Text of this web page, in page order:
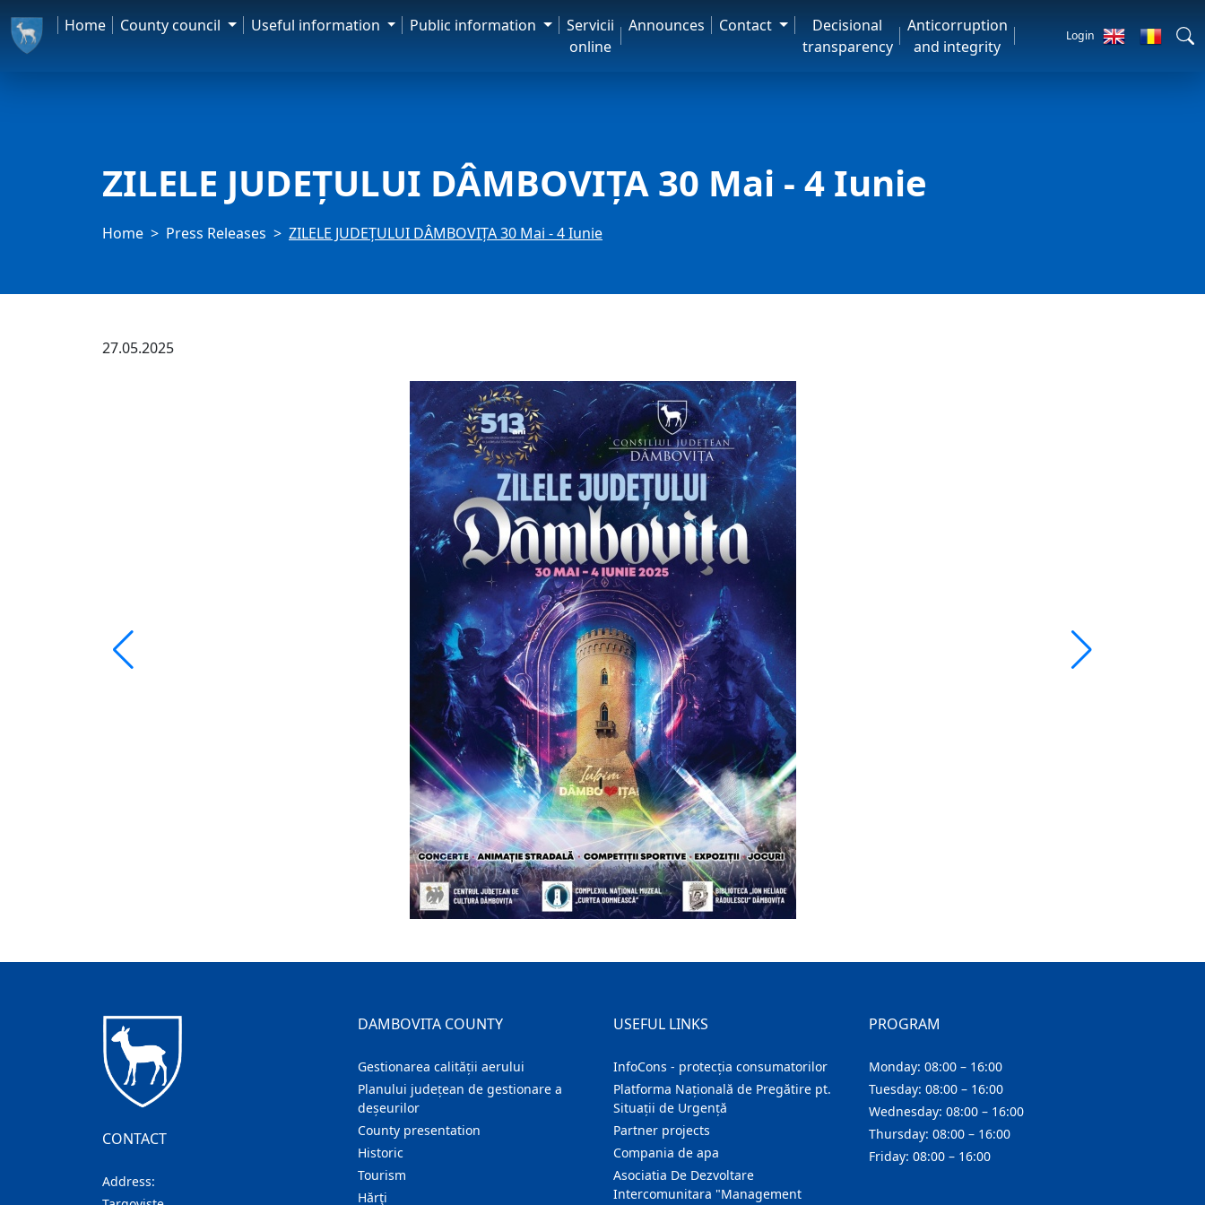
Home County council Useful information Public information
Servicii
online
Announces Contact
Decisional
transparency
Anticorruption
and integrity
Login
ZILELE JUDEȚULUI DÂMBOVIȚA 30 Mai - 4 Iunie
Home Press Releases ZILELE JUDEȚULUI DÂMBOVIȚA 30 Mai - 4 Iunie
27.05.2025
CONTACT
Address:
DAMBOVITA COUNTY
Gestionarea calității aerului
Planului județean de gestionare a
deșeurilor
County presentation
Historic
Tourism
Hărţi
USEFUL LINKS
InfoCons - protecția consumatorilor
Platforma Națională de Pregătire pt.
Situații de Urgență
Partner projects
Compania de apa
Asociatia De Dezvoltare
Intercomunitara "Management
PROGRAM
Monday: 08:00 – 16:00
Tuesday: 08:00 – 16:00
Wednesday: 08:00 – 16:00
Thursday: 08:00 – 16:00
Friday: 08:00 – 16:00